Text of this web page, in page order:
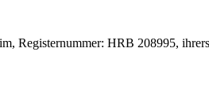
Registernummer: HRB 208995,